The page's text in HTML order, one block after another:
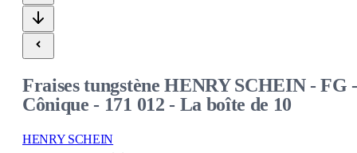
Fraises tungstène HENRY SCHEIN - FG
Cônique - 171 012 - La boîte de 10
HENRY SCHEIN